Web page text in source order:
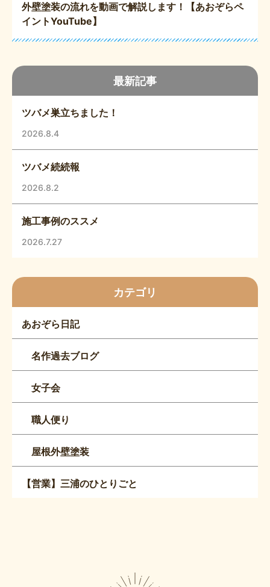
最新記事
ツバメ巣立ちました！
2026.8.4
ツバメ続続報
2026.8.2
施工事例のススメ
2026.7.27
カテゴリ
あおぞら日記
名作過去ブログ
女子会
職人便り
屋根外壁塗装
【営業】三浦のひとりごと
外壁塗装の流れを動画で解説します！【あおぞらペ
イントYouTube】